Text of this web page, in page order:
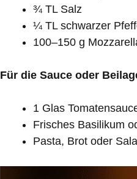
¾ TL Salz
¼ TL schwarzer
100–150 g
Für die Sauce oder
1 Glas
Frisches Basilikum
Pasta, Brot oder